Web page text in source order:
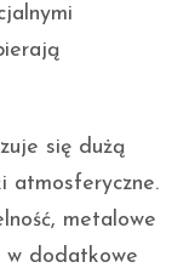
się dużą
atmosferyczne.
metalowe
w dodatkowe